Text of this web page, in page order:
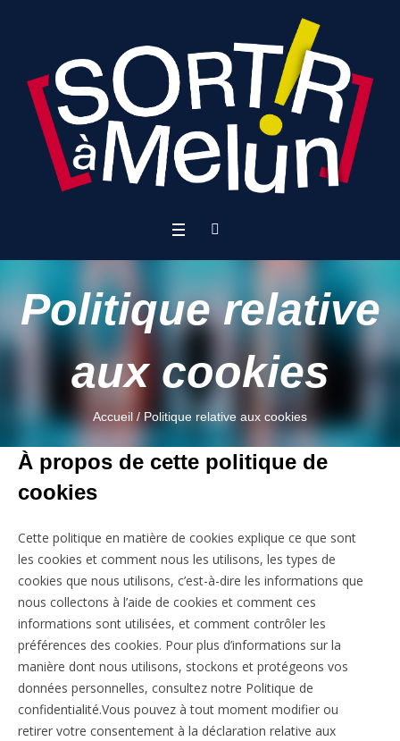
Politique relative
aux cookies
Accueil / Politique relative aux cookies
À propos de cette politique de
cookies
Cette politique en matière de cookies explique ce que sont
les cookies et comment nous les utilisons, les types de
cookies que nous utilisons, c’est-à-dire les informations que
nous collectons à l’aide de cookies et comment ces
informations sont utilisées, et comment contrôler les
préférences des cookies. Pour plus d’informations sur la
manière dont nous utilisons, stockons et protégeons vos
données personnelles, consultez notre Politique de
confidentialité.Vous pouvez à tout moment modifier ou
retirer votre consentement à la déclaration relative aux